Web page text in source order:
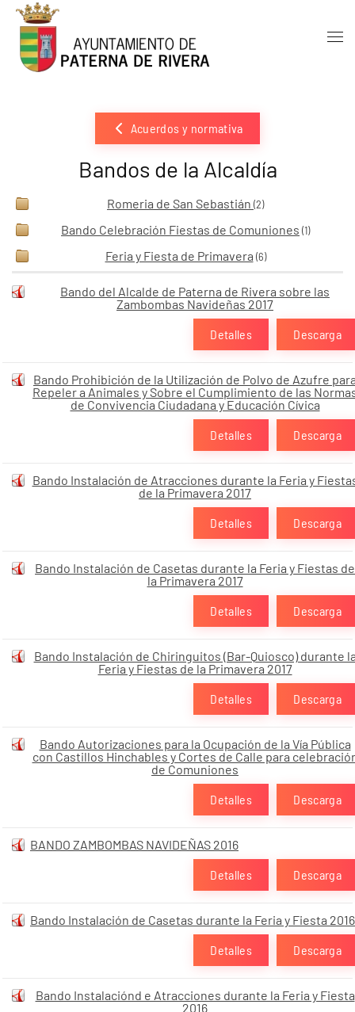
Skip to main content
Acuerdos y normativa
Bandos de la Alcaldía
Romeria de San Sebastián (2)
Bando Celebración Fiestas de Comuniones (1)
Feria y Fiesta de Primavera (6)
Bando del Alcalde de Paterna de Rivera sobre las
Zambombas Navideñas 2017
Descarga
Detalles
Bando Prohibición de la Utilización de Polvo de Azufre
Repeler a Animales y Sobre el Cumplimiento de las
de Convivencia Ciudadana y Educación Cívica
Descarga
Detalles
Bando Instalación de Atracciones durante la Feria y
de la Primavera 2017
Descarga
Detalles
Bando Instalación de Casetas durante la Feria y Fiestas de
la Primavera 2017
Descarga
Detalles
Bando Instalación de Chiringuitos (Bar-Quiosco) durante
Feria y Fiestas de la Primavera 2017
Descarga
Detalles
Bando Autorizaciones para la Ocupación de la Vía Pública
con Castillos Hinchables y Cortes de Calle para
de Comuniones
Descarga
Detalles
BANDO ZAMBOMBAS NAVIDEÑAS 2016
Descarga
Detalles
Bando Instalación de Casetas durante la Feria y Fiesta 2016
Descarga
Detalles
Bando Instalaciónd e Atracciones durante la Feria y Fiesta
2016